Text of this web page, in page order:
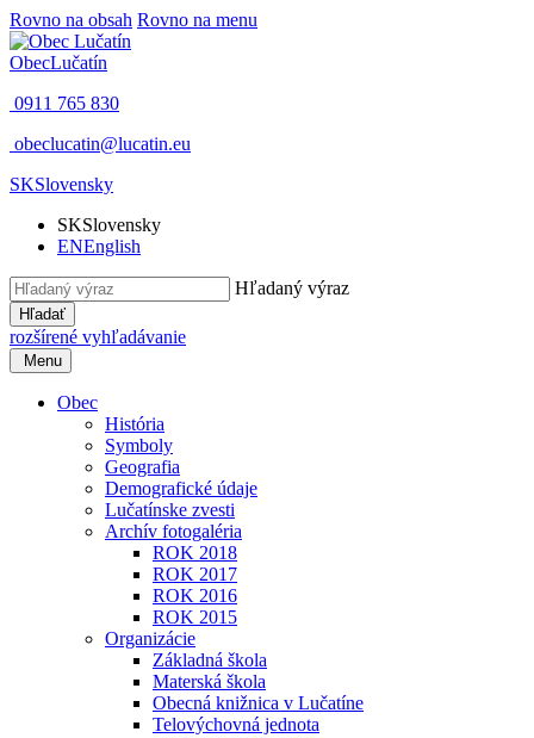
Rovno na obsah Rovno na menu
ObecLučatín
0911 765 830
obeclucatin@lucatin.eu
SKSlovensky
SKSlovensky
ENEnglish
Hľadaný výraz
Hľadať
rozšírené vyhľadávanie
Menu
Obec
História
Symboly
Geografia
Demografické údaje
Lučatínske zvesti
Archív fotogaléria
ROK 2018
ROK 2017
ROK 2016
ROK 2015
Organizácie
Základná škola
Materská škola
Obecná knižnica v Lučatíne
Telovýchovná jednota